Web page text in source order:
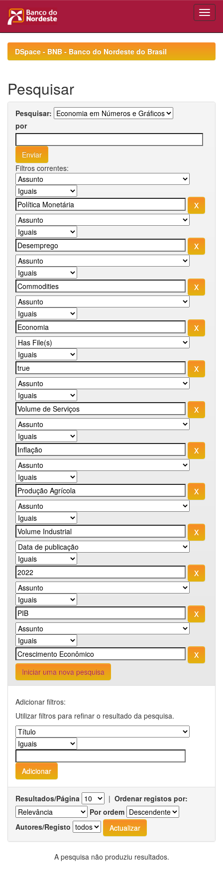
navigationDSpace - BNB - Banco do Nordeste do Brasil
Pesquisar
Pesquisar:
por
Filtros correntes:
Iniciar uma nova pesquisa
Adicionar filtros:
Utilizar filtros para refinar o resultado da pesquisa.
Resultados/Página | Ordenar registos por:
Por ordem
Autores/Registo
A pesquisa não produziu resultados.